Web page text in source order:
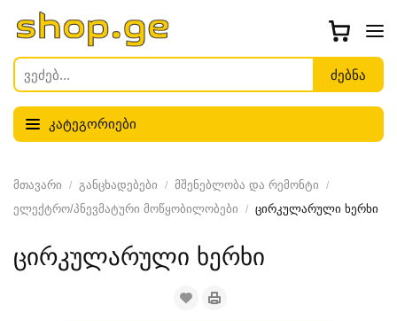
კატეგორიები
მთავარი განცხადებები
მშენებლობა და რემონტი
ელექტრო/პნევმატური მოწყობილობები
ცირკულარული ხერხი
ცირკულარული ხერხი